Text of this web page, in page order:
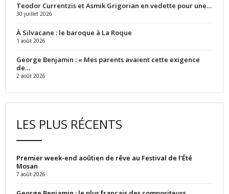
Teodor Currentzis et Asmik Grigorian en vedette pour une…
30 juillet 2026
À Silvacane : le baroque à La Roque
1 août 2026
George Benjamin : « Mes parents avaient cette exigence
de…
2 août 2026
LES PLUS RÉCENTS
Premier week-end aoûtien de rêve au Festival de l’Été
Mosan
7 août 2026